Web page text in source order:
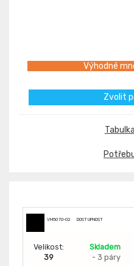
Výhodné
Zvolit
VM5070-O2 DOSTUPNOST
Velikost:
39
Skladem
- 3 páry